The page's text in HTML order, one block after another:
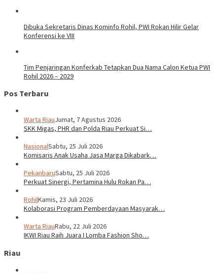
Dibuka Sekretaris Dinas Kominfo Rohil, PWI Rokan Hilir Gelar
Konferensi ke VIII
Tim Penjaringan Konferkab Tetapkan Dua Nama Calon Ketua PWI
Rohil 2026 – 2029
Pos Terbaru
Warta RiauJumat, 7 Agustus 2026
SKK Migas, PHR dan Polda Riau Perkuat Si…
NasionalSabtu, 25 Juli 2026
Komisaris Anak Usaha Jasa Marga Dikabark…
PekanbaruSabtu, 25 Juli 2026
Perkuat Sinergi, Pertamina Hulu Rokan Pa…
RohilKamis, 23 Juli 2026
Kolaborasi Program Pemberdayaan Masyarak…
Warta RiauRabu, 22 Juli 2026
IKWI Riau Raih Juara I Lomba Fashion Sho…
Riau